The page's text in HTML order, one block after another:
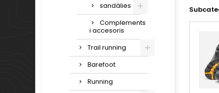
sandàlies
Complements
i accesoris
Trail running
Barefoot
Running